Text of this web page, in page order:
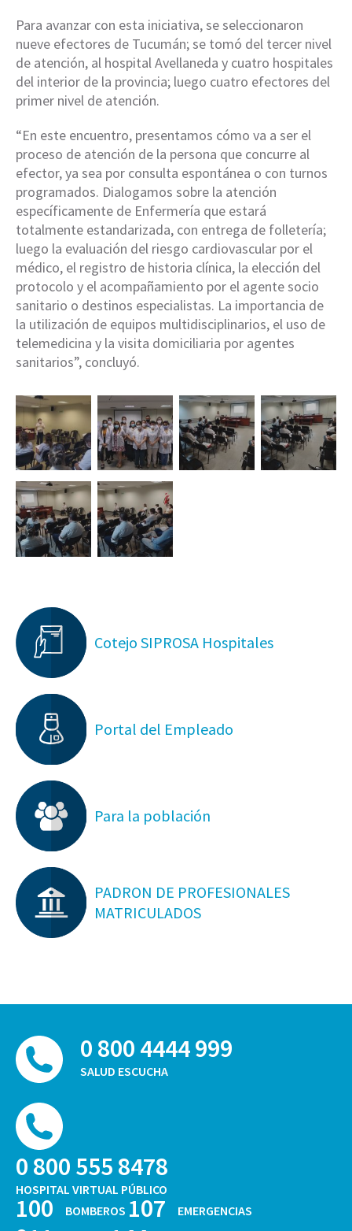
Para avanzar con esta iniciativa, se seleccionaron
nueve efectores de Tucumán; se tomó del tercer nivel
de atención, al hospital Avellaneda y cuatro hospitales
del interior de la provincia; luego cuatro efectores del
primer nivel de atención.
“En este encuentro, presentamos cómo va a ser el
proceso de atención de la persona que concurre al
efector, ya sea por consulta espontánea o con turnos
programados. Dialogamos sobre la atención
específicamente de Enfermería que estará
totalmente estandarizada, con entrega de folletería;
luego la evaluación del riesgo cardiovascular por el
médico, el registro de historia clínica, la elección del
protocolo y el acompañamiento por el agente socio
sanitario o destinos especialistas. La importancia de
la utilización de equipos multidisciplinarios, el uso de
telemedicina y la visita domiciliaria por agentes
sanitarios”, concluyó.
Cotejo SIPROSA Hospitales
Portal del Empleado
Para la población
PADRON DE PROFESIONALES
MATRICULADOS
0 800 4444 999
SALUD ESCUCHA
0 800 555 8478
HOSPITAL VIRTUAL PÚBLICO
100 BOMBEROS 107 EMERGENCIAS